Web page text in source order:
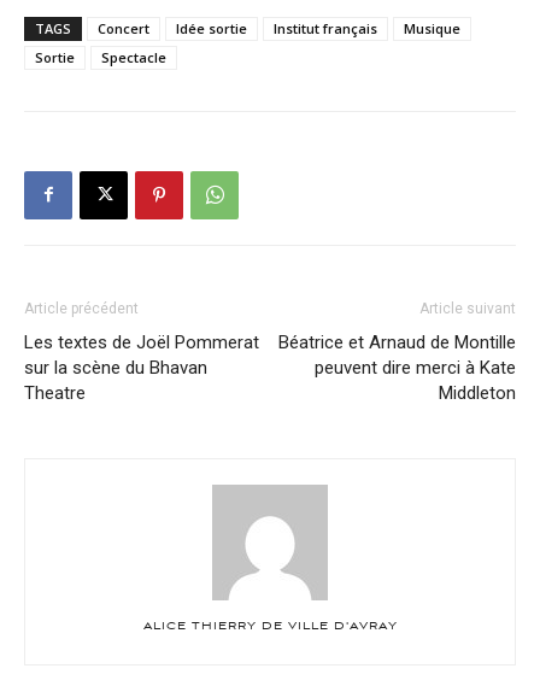
TAGS Concert Idée sortie Institut français
Musique
Sortie
Spectacle
Article précédent
Les textes de Joël Pommerat
sur la scène du Bhavan
Theatre
Article suivant
Béatrice et Arnaud de Montille
peuvent dire merci à Kate
Middleton
ALICE THIERRY DE VILLE D'AVRAY